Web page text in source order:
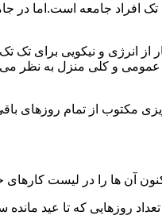
جامعه است.اما در
و نیکویی برای تک
و کلی منزل به نظر می
از تمام روزهای باقی
آن ها را در لیست کارهای
روزهایی که تا عید مانده